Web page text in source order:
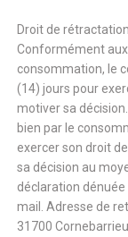
Droit de
Conformément
consommation, le
(14) jours pour
motiver sa
bien par le
exercer son droit
sa décision au
déclaration
mail. Adresse de
31700